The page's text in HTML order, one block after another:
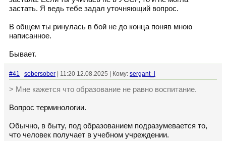
застать. Я ведь тебе задал уточняющий вопрос.
В общем ты ринулась в бой не до конца поняв мною
написанное.
Бывает.
#41 sobersober | 11:20 12.08.2025 | Кому: sergant_l
> Мне кажется что образование не равно воспитание.
Вопрос терминологии.
Обычно, в быту, под образованием подразумевается то,
что человек получает в учебном учреждении.